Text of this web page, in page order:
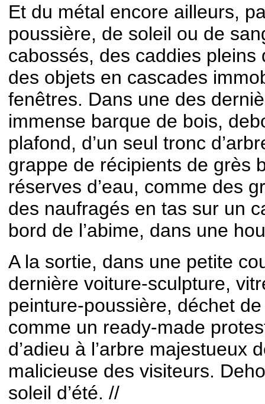
Et du métal encore ailleurs,
poussière, de soleil ou de
cabossés, des caddies pleins
des objets en cascades
fenêtres. Dans une des
immense barque de bois,
plafond, d’un seul tronc
grappe de récipients de grès
réserves d’eau, comme des
des naufragés en tas sur un
bord de l’abime, dans une
A la sortie, dans une petite
dernière voiture-sculpture,
peinture-poussière, déchet
comme un ready-made
d’adieu à l’arbre majestueux
malicieuse des visiteurs.
soleil d’été. //